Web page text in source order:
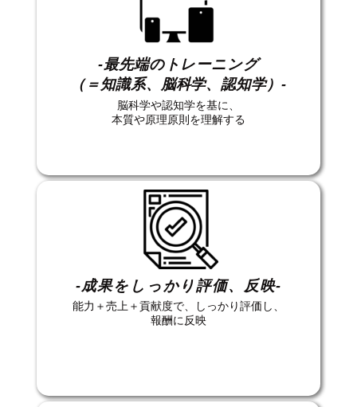
-最先端のトレーニング
（＝知識系、脳科学、認知学）-
脳科学や認知学を基に、
本質や原理原則を理解する
-成果をしっかり評価、反映-
能力＋売上＋貢献度で、しっかり評価し、
報酬に反映